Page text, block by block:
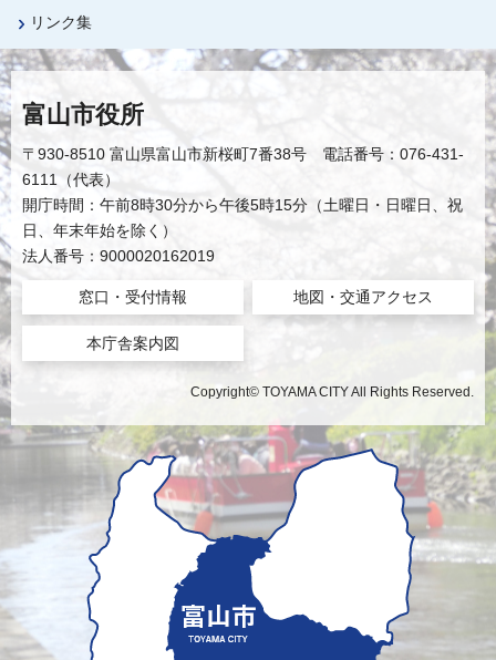
リンク集
富山市役所
〒930-8510 富山県富山市新桜町7番38号 電話番号：076-431-
6111（代表）
開庁時間：午前8時30分から午後5時15分（土曜日・日曜日、祝
日、年末年始を除く）
法人番号：9000020162019
窓口・受付情報 地図・交通アクセス
本庁舎案内図
Copyright© TOYAMA CITY All Rights Reserved.